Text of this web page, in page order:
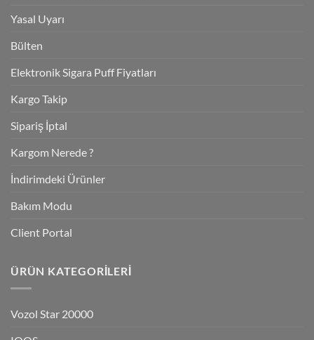
Yasal Uyarı
Bülten
Elektronik Sigara Puff Fiyatları
Kargo Takip
Sipariş İptal
Kargom Nerede ?
İndirimdeki Ürünler
Bakım Modu
Client Portal
ÜRÜN KATEGORILERI
Vozol Star 20000